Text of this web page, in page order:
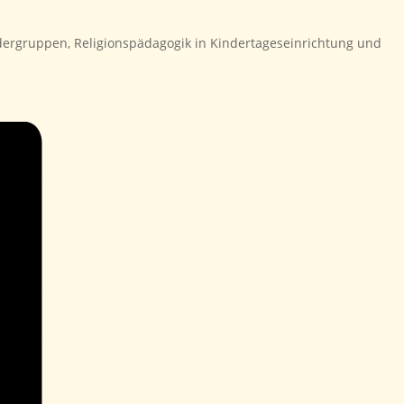
Religionspädagogik in Kindertageseinrichtung und